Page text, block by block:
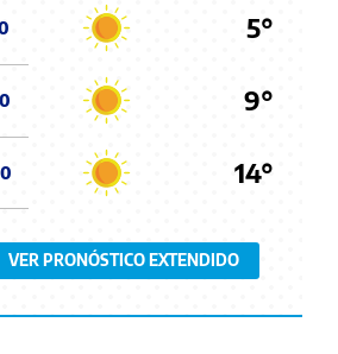
5°
9°
14°
VER PRONÓSTICO EXTENDIDO